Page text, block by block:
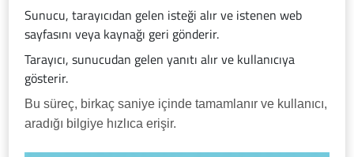
Sunucu, tarayıcıdan gelen isteği alır ve istenen web
sayfasını veya kaynağı geri gönderir.
Tarayıcı, sunucudan gelen yanıtı alır ve kullanıcıya
gösterir.
Bu süreç, birkaç saniye içinde tamamlanır ve kullanıcı,
aradığı bilgiye hızlıca erişir.